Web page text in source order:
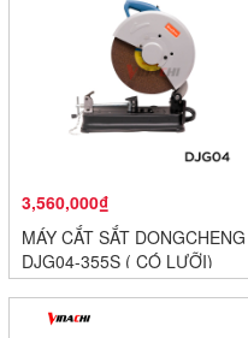
3,560,000₫
MÁY CẮT SẮT DONGCHENG
DJG04-355S ( CÓ LƯỠI)